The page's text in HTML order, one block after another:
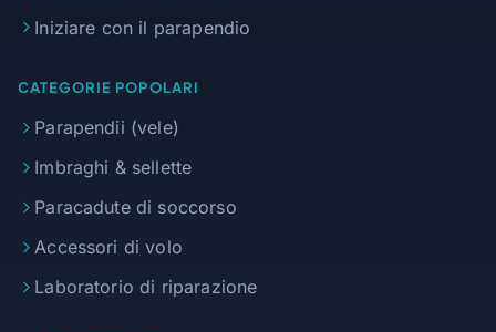
Iniziare con il parapendio
CATEGORIE POPOLARI
Parapendii (vele)
Imbraghi & sellette
Paracadute di soccorso
Accessori di volo
Laboratorio di riparazione